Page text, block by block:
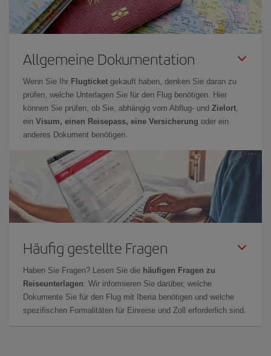
Allgemeine Dokumentation
Wenn Sie Ihr Flugticket gekauft haben, denken Sie daran zu
prüfen, welche Unterlagen Sie für den Flug benötigen. Hier
können Sie prüfen, ob Sie, abhängig vom Abflug- und Zielort,
ein Visum, einen Reisepass, eine Versicherung oder ein
anderes Dokument benötigen.
Häufig gestellte Fragen
Haben Sie Fragen? Lesen Sie die häufigen Fragen zu
Reiseunterlagen: Wir informieren Sie darüber, welche
Dokumente Sie für den Flug mit Iberia benötigen und welche
spezifischen Formalitäten für Einreise und Zoll erforderlich sind.